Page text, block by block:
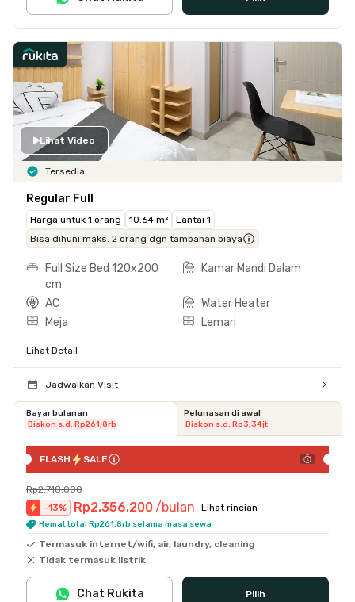
Lihat Video
Tersedia
Regular Full
Harga untuk 1 orang 10.64 m²
Lantai 1
Bisa dihuni maks. 2 orang dgn tambahan biaya
Full Size Bed 120x200
cm
Kamar Mandi Dalam
AC
Water Heater
Meja
Lemari
Lihat Detail
Jadwalkan Visit
Bayar bulanan
Diskon s.d. Rp261,8rb
Pelunasan di awal
Diskon s.d. Rp3,34jt
FLASH SALE
Rp2.718.000
-13% Rp2.356.200 /bulan Lihat rincian
Hemat total Rp261,8rb selama masa sewa
Termasuk internet/wifi, air, laundry, cleaning
Tidak termasuk listrik
Pilih
Chat Rukita